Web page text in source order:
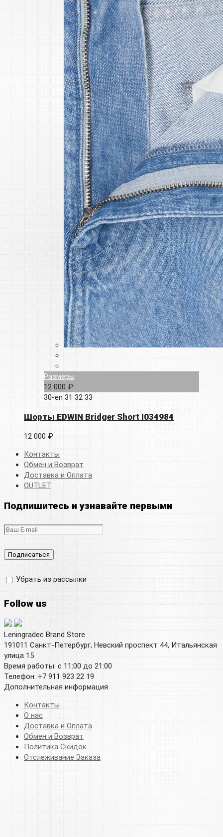
Размеры
12 000 ₽
30-en 31 32 33
Шорты EDWIN Bridger Short I034984
12 000 ₽
Контакты
Обмен и Возврат
Доставка и Оплата
OUTLET
Подпишитесь и узнавайте первыми
Убрать из рассылки
Follow us
Leningradec Brand Store
191011 Санкт-Петербург, Невский проспект 44, Итальянская
улица 15
Время работы: с 11:00 до 21:00
Телефон: +7 911 923 22 19
Дополнительная информация
Контакты
О нас
Доставка и Оплата
Обмен и Возврат
Политика Скидок
Отслеживание Заказа